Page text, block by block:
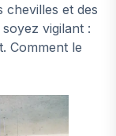
chevilles et des
vigilant :
Comment le